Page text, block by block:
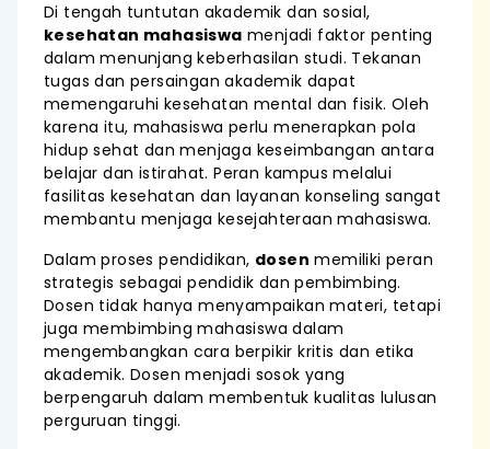
Di tengah tuntutan akademik dan sosial,
kesehatan mahasiswa menjadi faktor penting
dalam menunjang keberhasilan studi. Tekanan
tugas dan persaingan akademik dapat
memengaruhi kesehatan mental dan fisik. Oleh
karena itu, mahasiswa perlu menerapkan pola
hidup sehat dan menjaga keseimbangan antara
belajar dan istirahat. Peran kampus melalui
fasilitas kesehatan dan layanan konseling sangat
membantu menjaga kesejahteraan mahasiswa.
Dalam proses pendidikan, dosen memiliki peran
strategis sebagai pendidik dan pembimbing.
Dosen tidak hanya menyampaikan materi, tetapi
juga membimbing mahasiswa dalam
mengembangkan cara berpikir kritis dan etika
akademik. Dosen menjadi sosok yang
berpengaruh dalam membentuk kualitas lulusan
perguruan tinggi.